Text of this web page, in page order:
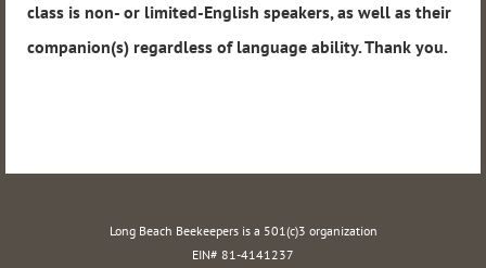
class is non- or limited-English speakers, as well as their
companion(s) regardless of language ability. Thank you.
Long Beach Beekeepers is a 501(c)3 organization
EIN# 81-4141237